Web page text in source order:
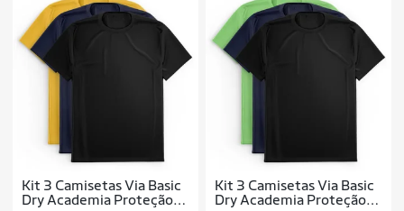
Kit 3 Camisetas Via Basic
Dry Academia Proteção
Kit 3 Camisetas Via Basic
Dry Academia Proteção